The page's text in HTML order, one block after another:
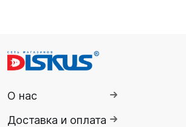
О нас
Доставка и оплата